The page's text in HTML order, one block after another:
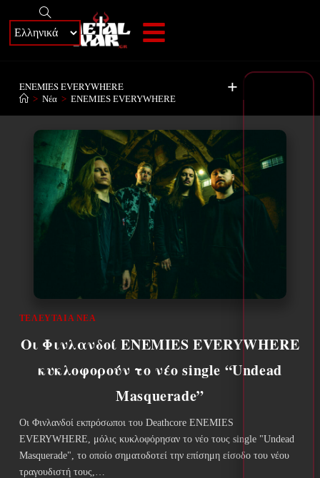
+
ENEMIES EVERYWHERE
> Νέα > ENEMIES EVERYWHERE
ΤΕΛΕΥΤΑΊΑ ΝΈΑ
Οι Φινλανδοί ENEMIES EVERYWHERE
κυκλοφορούν το νέο single “Undead
Masquerade”
Οι Φινλανδοί εκπρόσωποι του Deathcore ENEMIES
EVERYWHERE, μόλις κυκλοφόρησαν το νέο τους single "Undead
Masquerade", το οποίο σηματοδοτεί την επίσημη είσοδο του νέου
τραγουδιστή τους,…